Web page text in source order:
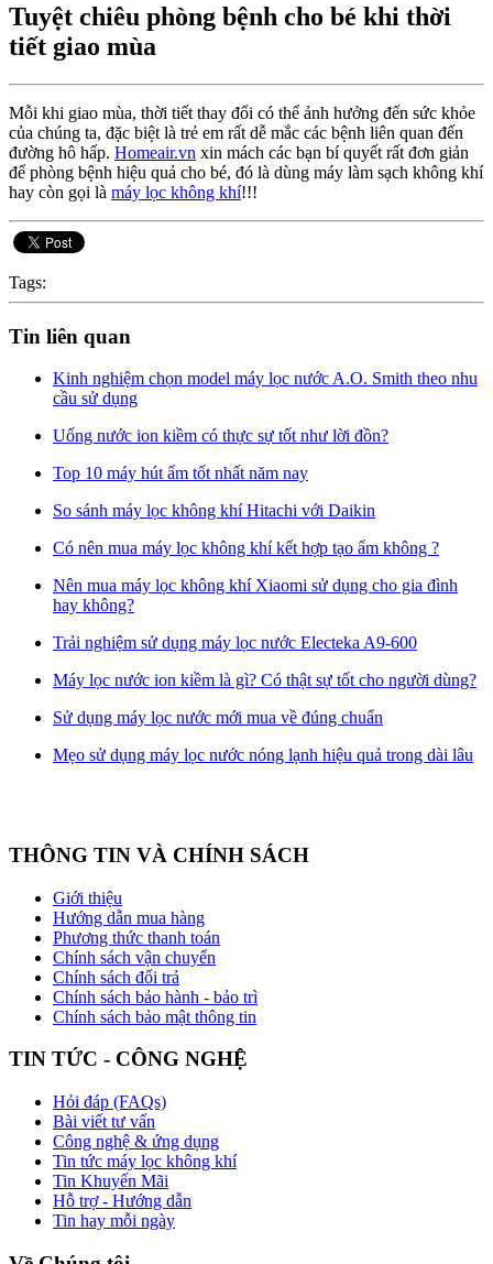
Tuyệt chiêu phòng bệnh cho bé khi thời
tiết giao mùa
Mỗi khi giao mùa, thời tiết thay đổi có thể ảnh hưởng đến sức khỏe
của chúng ta, đặc biệt là trẻ em rất dễ mắc các bệnh liên quan đến
đường hô hấp. Homeair.vn xin mách các bạn bí quyết rất đơn giản
để phòng bệnh hiệu quả cho bé, đó là dùng máy làm sạch không khí
hay còn gọi là máy lọc không khí!!!
Tags:
Tin liên quan
Kinh nghiệm chọn model máy lọc nước A.O. Smith theo nhu
cầu sử dụng
Uống nước ion kiềm có thực sự tốt như lời đồn?
Top 10 máy hút ẩm tốt nhất năm nay
So sánh máy lọc không khí Hitachi với Daikin
Có nên mua máy lọc không khí kết hợp tạo ẩm không ?
Nên mua máy lọc không khí Xiaomi sử dụng cho gia đình
hay không?
Trải nghiệm sử dụng máy lọc nước Electeka A9-600
Máy lọc nước ion kiềm là gì? Có thật sự tốt cho người dùng?
Sử dụng máy lọc nước mới mua về đúng chuẩn
Mẹo sử dụng máy lọc nước nóng lạnh hiệu quả trong dài lâu
THÔNG TIN VÀ CHÍNH SÁCH
Giới thiệu
Hướng dẫn mua hàng
Phương thức thanh toán
Chính sách vận chuyển
Chính sách đổi trả
Chính sách bảo hành - bảo trì
Chính sách bảo mật thông tin
TIN TỨC - CÔNG NGHỆ
Hỏi đáp (FAQs)
Bài viết tư vấn
Công nghệ & ứng dụng
Tin tức máy lọc không khí
Tin Khuyến Mãi
Hỗ trợ - Hướng dẫn
Tin hay mỗi ngày